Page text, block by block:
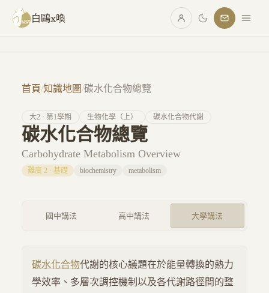
跳至主要內容
白鷗x喚
首頁/知識地圖/碳水化合物總覽
大2 · 第1學期 生物化學（上） 碳水化合物代謝
碳水化合物總覽
Carbohydrate Metabolism Overview
難度 2 · 基礎 biochemistry metabolism
國中講法 高中講法 大學講法
碳水化合物代謝的核心議題在於能量轉換的熱力
學效率、多層次調控機制以及各代謝路徑間的整